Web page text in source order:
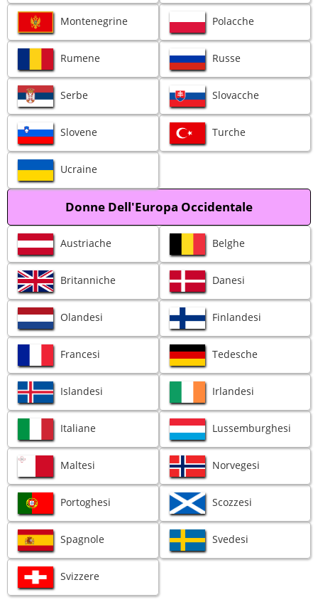
Montenegrine Polacche
Rumene Russe
Serbe Slovacche
Slovene Turche
Ucraine
Donne Dell'Europa Occidentale
Austriache Belghe
Britanniche Danesi
Olandesi Finlandesi
Francesi Tedesche
Islandesi Irlandesi
Italiane Lussemburghesi
Maltesi Norvegesi
Portoghesi Scozzesi
Spagnole Svedesi
Svizzere